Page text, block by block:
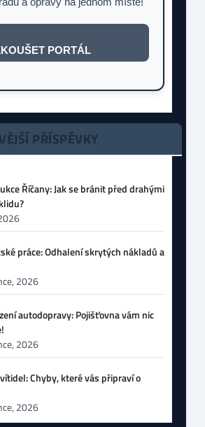
PORTÁL
PŘÍSPĚVKY
Říčany: Jak se bránit před drahými
práce: Odhalení skrytých nákladů a
2026
autodopravy: Pojišťovna vám nic
2026
Chyby, které vás připraví o
2026